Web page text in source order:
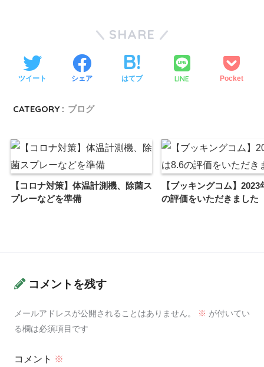
SHARE
ツイート シェア はてブ LINE Pocket
CATEGORY : ブログ
【コロナ対策】体温計測機、除菌ス
プレーなどを準備
【ブッキングコム】2023
の評価をいただきました
コメントを残す
メールアドレスが公開されることはありません。 ※ が付いてい
る欄は必須項目です
コメント ※